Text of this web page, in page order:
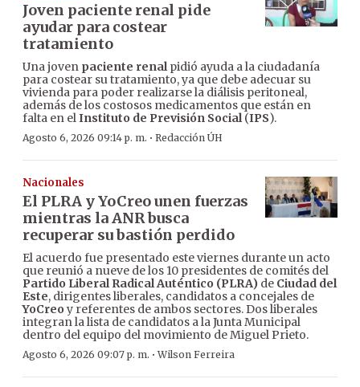
Joven paciente renal pide
ayudar para costear
tratamiento
Una joven paciente renalpidió ayuda a la ciudadanía
para costear su tratamiento, ya que debe adecuar su
vivienda para poder realizarse la diálisis peritoneal,
además de los costosos medicamentos que están en
falta en elInstituto de Previsión Social(IPS).
Agosto 6, 2026 09:14 p. m. · Redacción ÚH
Nacionales
El PLRA y YoCreo unen fuerzas
mientras la ANR busca
recuperar su bastión perdido
El acuerdo fue presentado este viernes durante un acto
que reunió a nueve de los 10 presidentes de comités del
Partido Liberal Radical Auténtico (PLRA) de Ciudad del
Este, dirigentes liberales, candidatos a concejales de
YoCreo y referentes de ambos sectores. Dos liberales
integran la lista de candidatos a la Junta Municipal
dentro del equipo del movimiento de Miguel Prieto.
Agosto 6, 2026 09:07 p. m. ·Wilson Ferreira